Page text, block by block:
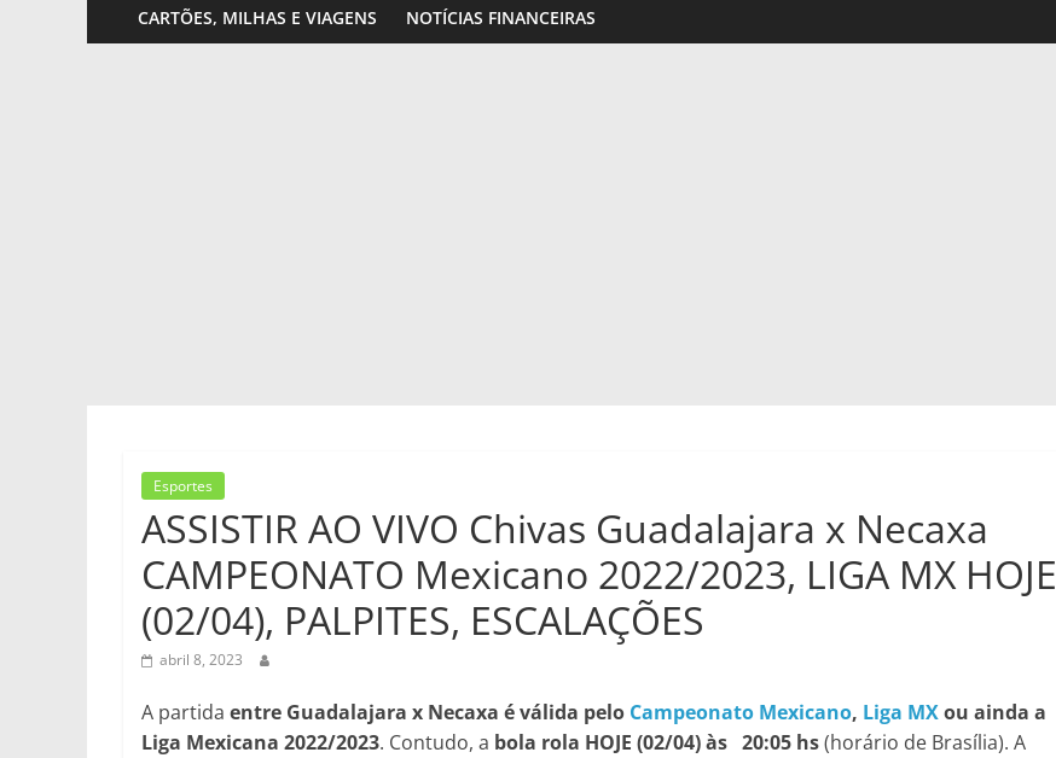
CARTÕES, MILHAS E VIAGENS NOTÍCIAS FINANCEIRAS
Esportes
ASSISTIR AO VIVO Chivas Guadalajara x Necaxa
CAMPEONATO Mexicano 2022/2023, LIGA MX HOJE
(02/04), PALPITES, ESCALAÇÕES
abril 8, 2023
A partida entre Guadalajara x Necaxa é válida pelo Campeonato Mexicano, Liga MXou ainda a
Liga Mexicana 2022/2023. Contudo, a bola rola HOJE (02/04)às 20:05 hs(horário de Brasília). A